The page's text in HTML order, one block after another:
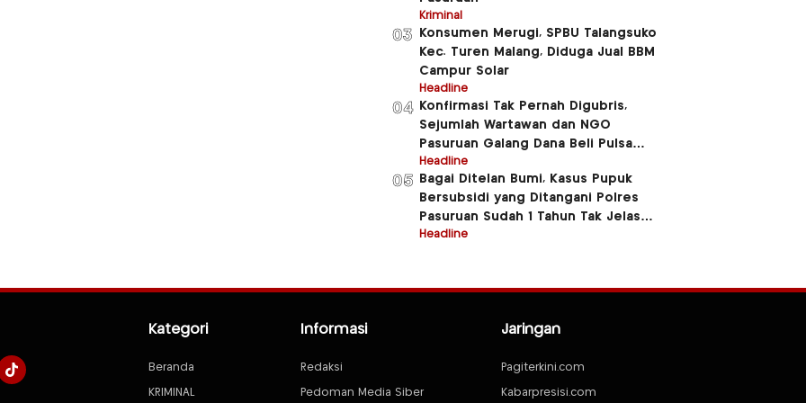
Kriminal
03
Konsumen Merugi, SPBU Talangsuko
Kec. Turen Malang, Diduga Jual BBM
Campur Solar
Headline
04
Konfirmasi Tak Pernah Digubris,
Sejumlah Wartawan dan NGO
Pasuruan Galang Dana Beli Pulsa
Untuk Beberapa Anggota Polres
Pasuruan
Headline
05
Bagai Ditelan Bumi, Kasus Pupuk
Bersubsidi yang Ditangani Polres
Pasuruan Sudah 1 Tahun Tak Jelas
Jluntrungnya
Headline
Kategori
Beranda
KRIMINAL
Informasi
Redaksi
Pedoman Media Siber
Jaringan
Pagiterkini.com
Kabarpresisi.com